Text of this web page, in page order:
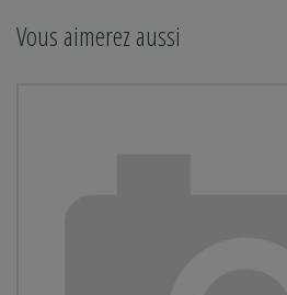
Vous aimerez aussi